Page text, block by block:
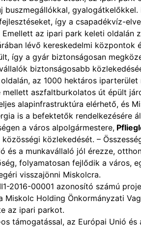
buszmegállókkal,
így a csapadékvíz-
az ipari park keleti oldalán
lévő kereskedelmi
így a gyár biztonságosan
biztonságosabb
az 1000 hektáros
mellett aszfaltburkolatos út épült
alapinfrastruktúra elérhető, és
is a befektetők rendelkezésére
a város alpolgármestere,
közlekedését. –
és a munkavállaló jól érezze,
folyamatosan fejlődik a város,
visszajönni Miskolcra.
2016-00001 azonosító számú
Miskolc Holding Önkormányzati
az ipari parkot.
támogatással, az Európai Unió